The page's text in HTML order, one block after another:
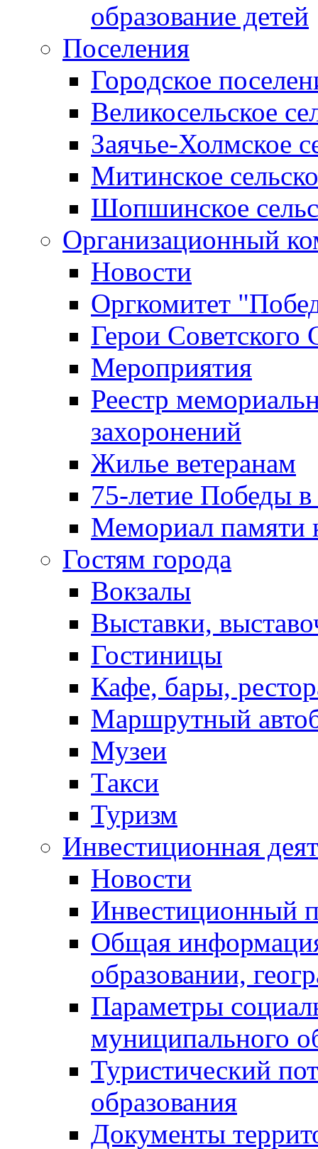
образование детей
Поселения
Городское
Великосельское
Заячье-Холмское
Митинское
Шопшинское
Организационный
Новости
Оргкомитет
Герои Советского
Мероприятия
Реестр
захоронений
Жилье ветеранам
75-летие Победы
Мемориал памяти
Гостям города
Вокзалы
Выставки,
Гостиницы
Кафе, бары,
Маршрутный
Музеи
Такси
Туризм
Инвестиционная
Новости
Инвестиционный
Общая
образовании,
Параметры
муниципального
Туристический
образования
Документы